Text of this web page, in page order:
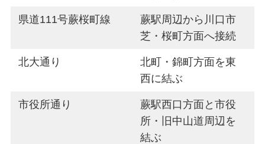
県道111号蕨桜町線
蕨駅周辺から川口市
芝・桜町方面へ接続
北大通り
北町・錦町方面を東
西に結ぶ
市役所通り
蕨駅西口方面と市役
所・旧中山道周辺を
結ぶ